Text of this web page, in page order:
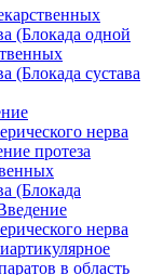
(Блокада одной
(Блокада сустава
нерва
протеза
(Блокада
нерва
в область